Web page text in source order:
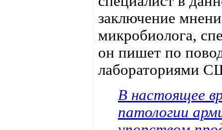
заключение
микробиолога,
он пишет по
лабораториями
В настоящее
патологии